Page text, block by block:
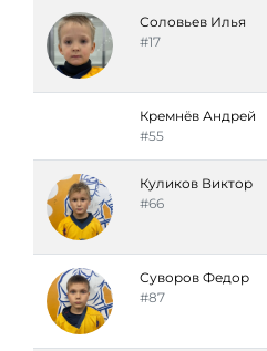
Соловьев Илья
#17
Кремнёв Андрей
#55
Куликов Виктор
#66
Суворов Федор
#87